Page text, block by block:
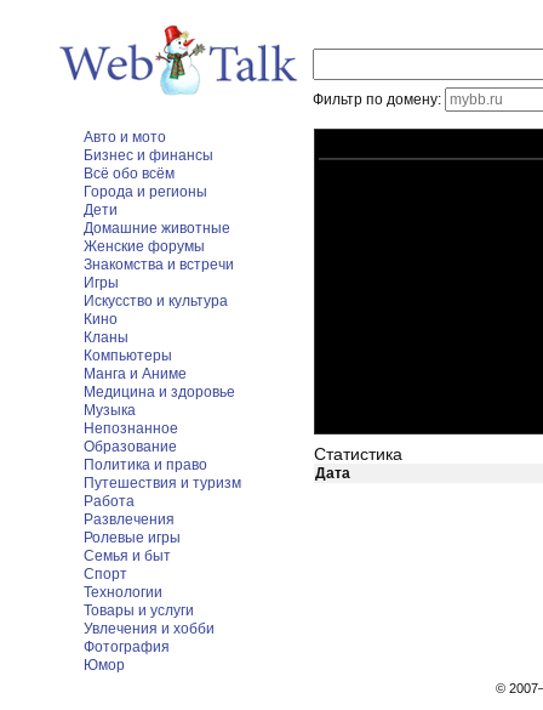
Фильтр по домену:
Авто и мото
Бизнес и финансы
Всё обо всём
Города и регионы
Дети
Домашние животные
Женские форумы
Знакомства и встречи
Игры
Искусство и культура
Кино
Кланы
Компьютеры
Манга и Аниме
Медицина и здоровье
Музыка
Непознанное
Образование
Политика и право
Путешествия и туризм
Работа
Развлечения
Ролевые игры
Семья и быт
Спорт
Технологии
Товары и услуги
Увлечения и хобби
Фотография
Юмор
Статистика
Дата
©